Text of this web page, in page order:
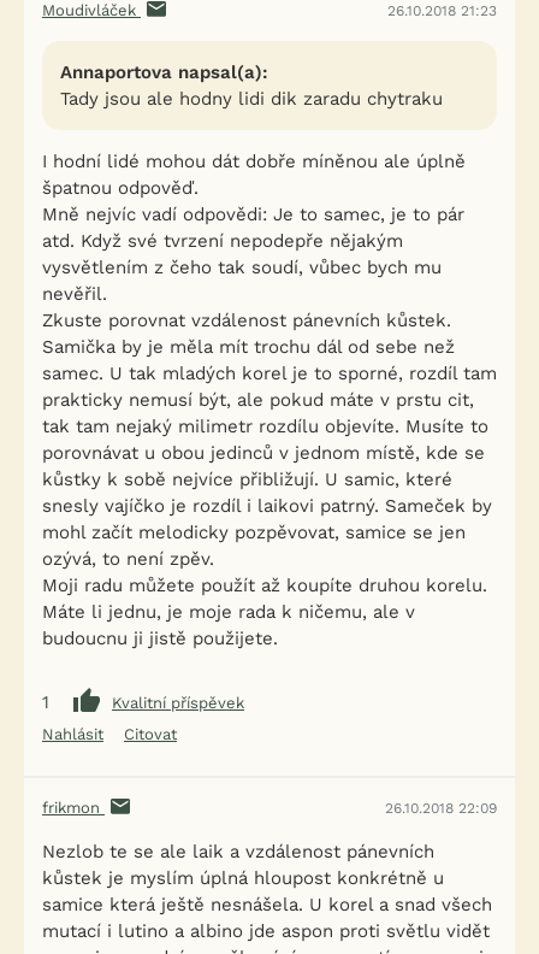
Moudivláček 26.10.2018 21:23
Annaportova napsal(a):
Tady jsou ale hodny lidi dik zaradu chytraku
I hodní lidé mohou dát dobře míněnou ale úplně
špatnou odpověď.
Mně nejvíc vadí odpovědi: Je to samec, je to pár
atd. Když své tvrzení nepodepře nějakým
vysvětlením z čeho tak soudí, vůbec bych mu
nevěřil.
Zkuste porovnat vzdálenost pánevních kůstek.
Samička by je měla mít trochu dál od sebe než
samec. U tak mladých korel je to sporné, rozdíl tam
prakticky nemusí být, ale pokud máte v prstu cit,
tak tam nejaký milimetr rozdílu objevíte. Musíte to
porovnávat u obou jedinců v jednom místě, kde se
kůstky k sobě nejvíce přibližují. U samic, které
snesly vajíčko je rozdíl i laikovi patrný. Sameček by
mohl začít melodicky pozpěvovat, samice se jen
ozývá, to není zpěv.
Moji radu můžete použít až koupíte druhou korelu.
Máte li jednu, je moje rada k ničemu, ale v
budoucnu ji jistě použijete.
1
Kvalitní příspěvek
Nahlásit
Citovat
frikmon 26.10.2018 22:09
Nezlob te se ale laik a vzdálenost pánevních
kůstek je myslím úplná hloupost konkrétně u
samice která ještě nesnášela. U korel a snad všech
mutací i lutino a albino jde aspon proti světlu vidět